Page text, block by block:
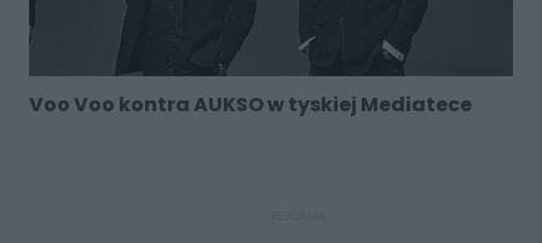
Voo Voo kontra AUKSO w tyskiej Mediatece